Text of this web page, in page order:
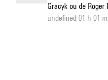
Gracyk ou de Roger
undefined 01 h 01